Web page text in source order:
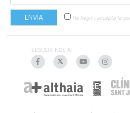
He llegit i accepto la
SEGUEIX-NOS A: